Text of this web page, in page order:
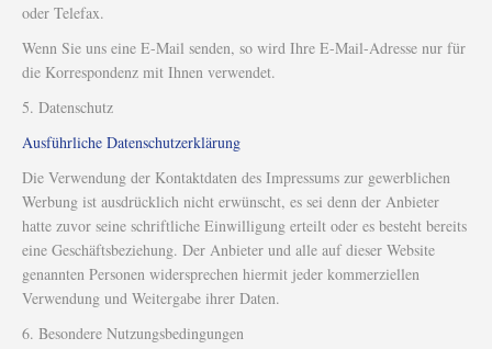
oder Telefax.
Wenn Sie uns eine E-Mail senden, so wird Ihre E-Mail-Adresse nur für
die Korrespondenz mit Ihnen verwendet.
5. Datenschutz
Ausführliche Datenschutzerklärung
Die Verwendung der Kontaktdaten des Impressums zur gewerblichen
Werbung ist ausdrücklich nicht erwünscht, es sei denn der Anbieter
hatte zuvor seine schriftliche Einwilligung erteilt oder es besteht bereits
eine Geschäftsbeziehung. Der Anbieter und alle auf dieser Website
genannten Personen widersprechen hiermit jeder kommerziellen
Verwendung und Weitergabe ihrer Daten.
6. Besondere Nutzungsbedingungen